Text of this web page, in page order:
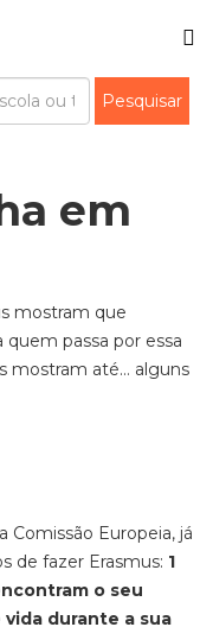
em
mostram que
passa por essa
mostram até… alguns
Comissão Europeia, já
de fazer Erasmus: 1
o seu
durante a sua